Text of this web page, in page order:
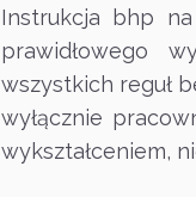
Instrukcja bhp
prawidłowego
wszystkich reguł
wyłącznie
wykształceniem,